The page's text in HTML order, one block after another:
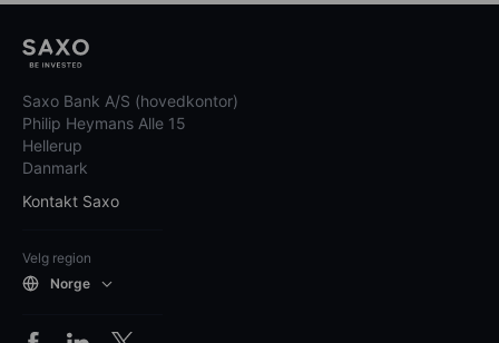
Saxo Bank A/S (hovedkontor)
Philip Heymans Alle 15
Hellerup
Danmark
Kontakt Saxo
Velg region
Norge